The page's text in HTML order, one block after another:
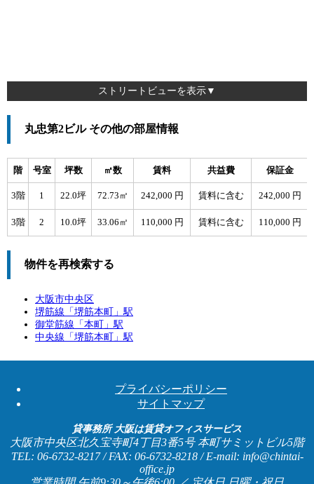
ストリートビューを表示▼
丸忠第2ビル その他の部屋情報
階 号室 坪数 ㎡数 賃料 共益費 保証金
3階 1 22.0坪 72.73㎡ 242,000 円 賃料に含む 242,000 円
3階 2 10.0坪 33.06㎡ 110,000 円 賃料に含む 110,000 円
物件を再検索する
大阪市中央区
堺筋線「堺筋本町 」駅
御堂筋線「本町 」駅
中央線「堺筋本町 」駅
プライバシーポリシー
サイトマップ
貸事務所 大阪は賃貸オフィスサービス
大阪市中央区北久宝寺町4丁目3番5号 本町サミットビル5階
TEL: 06-6732-8217 / FAX: 06-6732-8218 / E-mail: info@chintai-
office.jp